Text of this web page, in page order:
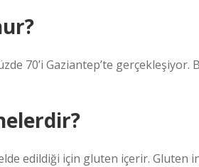
70’i Gaziantep’te
edildiği için gluten içerir. Gluten